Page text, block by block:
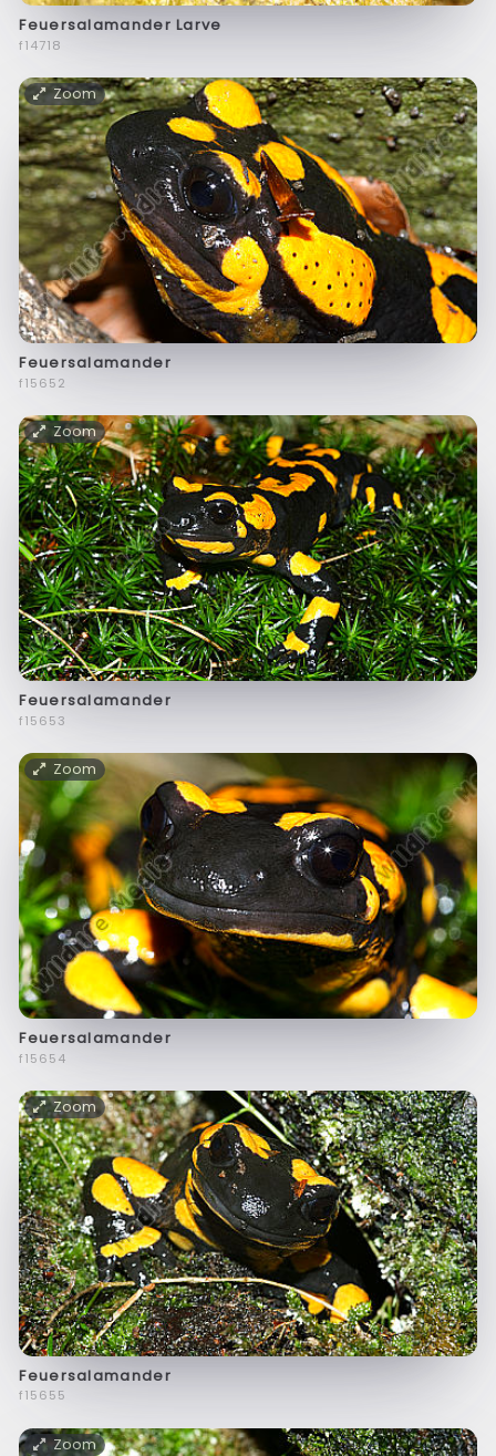
Feuersalamander Larve
f14718
Zoom
Feuersalamander
f15652
Zoom
Feuersalamander
f15653
Zoom
Feuersalamander
f15654
Zoom
Feuersalamander
f15655
Zoom